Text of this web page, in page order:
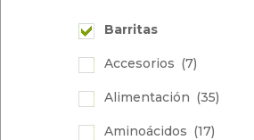
Barritas
Accesorios (7)
Alimentación (35)
Aminoácidos (17)